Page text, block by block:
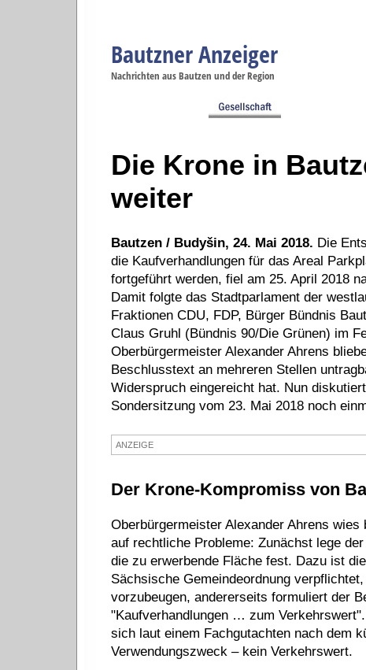
Bautzner Anzeiger
Nachrichten aus Bautzen und der Region
Die Krone in
weiter
Bautzen / Budyšin, 24. Mai 2018. Die
die Kaufverhandlungen für das Areal
fortgeführt werden, fiel am 25. April 2018
Damit folgte das Stadtparlament der
Fraktionen CDU, FDP, Bürger Bündnis
Claus Gruhl (Bündnis 90/Die Grünen) im
Oberbürgermeister Alexander Ahrens
Beschlusstext an mehreren Stellen
Widerspruch eingereicht hat. Nun
Sondersitzung vom 23. Mai 2018 noch
ANZEIGE
Der Krone-Kompromiss von
Oberbürgermeister Alexander Ahrens
auf rechtliche Probleme: Zunächst lege
die zu erwerbende Fläche fest. Dazu ist
Sächsische Gemeindeordnung
vorzubeugen, andererseits formuliert der
"Kaufverhandlungen … zum
sich laut einem Fachgutachten nach dem
Verwendungszweck – kein Verkehrswert.